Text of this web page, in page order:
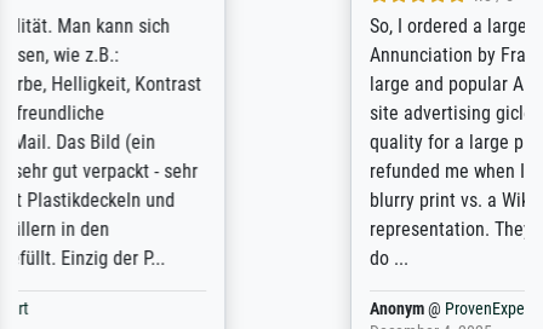
So, I ordered a large print of The
Annunciation by Fra Angelico from a very
large and popular American "art/poster"
site advertising giclee print quality. The
quality for a large print was atrocious. They
refunded me when I sent pictures of the
blurry print vs. a Wikipedia commons
representation. They stated they couldn't
do ...